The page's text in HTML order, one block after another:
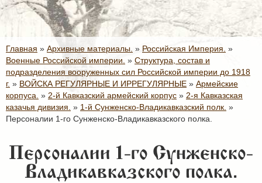
Главная » Архивные материалы. » Российская Империя. »
Военные Российской империи. » Структура, состав и
подразделения вооруженных сил Российской империи до 1918
г. » ВОЙСКА РЕГУЛЯРНЫЕ И ИРРЕГУЛЯРНЫЕ » Армейские
корпуса. » 2-й Кавказский армейский корпус » 2-я Кавказская
казачья дивизия. » 1-й Сунженско-Владикавказский полк. »
Персоналии 1-го Сунженско-Владикавказского полка.
Персоналии 1-го Сунженско-
Владикавказского полка.